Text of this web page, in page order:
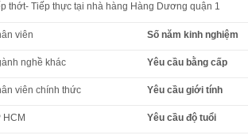
thớt- Tiếp thực tại nhà hàng Hàng Dương quận 1
viên Số năm kinh nghiệm
nghề khác Yêu cầu bằng cấp
viên chính thức Yêu cầu giới tính
HCM Yêu cầu độ tuổi